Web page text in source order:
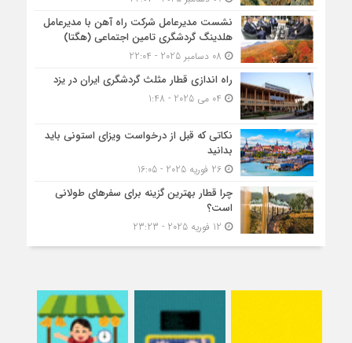
نشست مدیرعامل شرکت راه آهن با مدیرعامل
هلدینگ گردشگری تامین اجتماعی (هگتا)
راه اندازی قطار مثلث گردشگری ایران در یزد
نکاتی که قبل از درخواست ویزای استونی باید
بدانید
26 فوریه 2025 - 16:05
چرا قطار بهترین گزینه برای سفرهای طولانی
است؟